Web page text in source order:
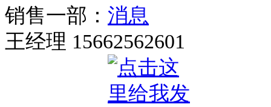
销售一部：
王经理 15662562601